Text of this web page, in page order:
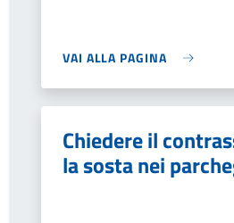
VAI ALLA PAGINA
Chiedere il
la sosta nei